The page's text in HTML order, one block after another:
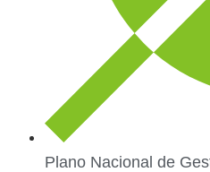
Plano Nacional de